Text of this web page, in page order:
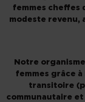
femmes cheffes
modeste revenu,
Notre
femmes grâce à
transitoire
communautaire et